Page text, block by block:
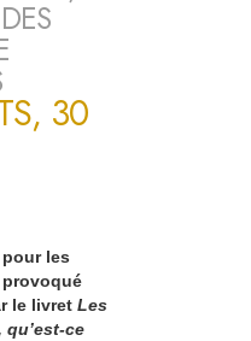
30
les
provoqué
le livret Les
qu’est-ce